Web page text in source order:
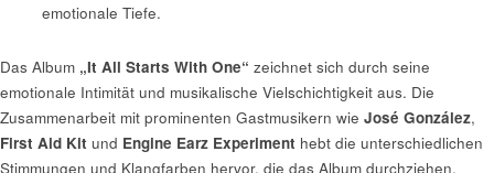
emotionale Tiefe.
Das Album „It All Starts With One“ zeichnet sich durch seine
emotionale Intimität und musikalische Vielschichtigkeit aus. Die
Zusammenarbeit mit prominenten Gastmusikern wie José González,
First Aid Kit und Engine Earz Experiment hebt die unterschiedlichen
Stimmungen und Klangfarben hervor, die das Album durchziehen.